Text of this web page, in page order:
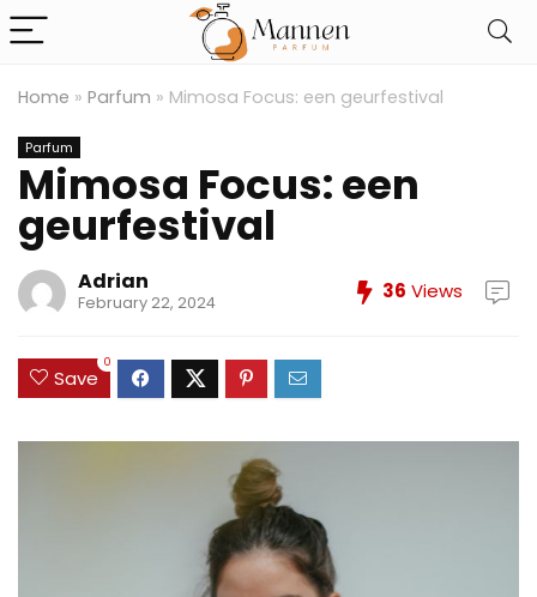
Home » Parfum » Mimosa Focus: een geurfestival
Parfum
Mimosa Focus: een
geurfestival
Adrian
February 22, 2024 36 Views
Save
0